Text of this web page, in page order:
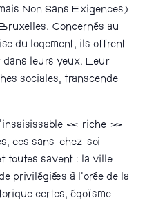
Non Sans Exigences)
Concernés au
du logement, ils offrent
dans leurs yeux. Leur
sociales, transcende
« riche »
ces sans-chez-soi
toutes savent : la ville
privilégié·es à l’orée de la
certes, égoïsme